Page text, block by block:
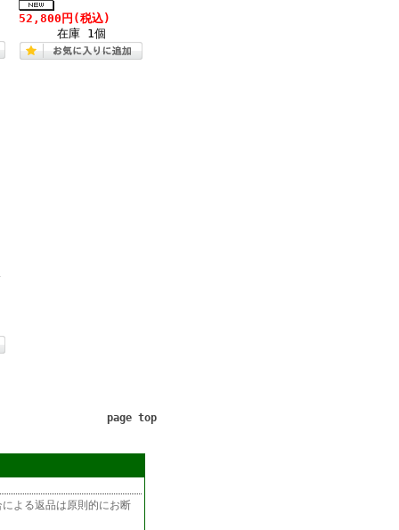
52,800円 (税込)
在庫 1個
page top
よる返品は原則的にお断